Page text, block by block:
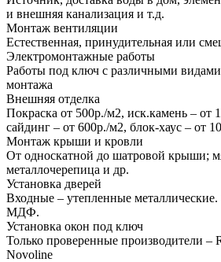
и внешняя канализация и т.д.
Монтаж вентиляции
Естественная, принудительная или
Электромонтажные работы
Работы под ключ с различными
монтажа
Внешняя отделка
Покраска от 500р./м2, иск.камень – от
сайдинг – от 600р./м2, блок-хаус – от
Монтаж крыши и кровли
От односкатной до шатровой крыши;
металлочерепица и др.
Установка дверей
Входные – утепленные
МДФ.
Установка окон под ключ
Только проверенные производители –
Novoline